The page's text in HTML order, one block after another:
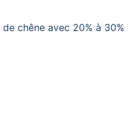
chêne avec 20% à 30%